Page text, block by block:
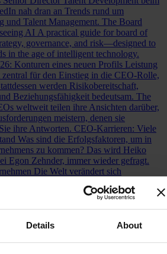
Details About
nah dran an Trends rund um
und Talent Management. The Board
AI A practical guide for board of
governance, and risk—designed to
in the age of intelligent technology.
Konturen eines neuen Profils Leistung
zentral für den Einstieg in die CEO-Rolle,
werden Risikobereitschaft,
Beziehungsfähigkeit bedeutsam. The
weltweit teilen ihre Ansichten darüber,
meistern, denen sie
ihre Antworten. CEO-Karrieren: Viele
Was sind die Erfolgsfaktoren, um in
zu kommen? Das wird Heiko
Egon Zehnder, immer wieder gefragt.
Die Welt verändert sich
CEOs ostdeutscher Unternehmen zu
unserer Zeit lesen Sie hier.
taking on unprecedented responsibilities
of the role and its implications for
großer Unternehmen bauen ihr